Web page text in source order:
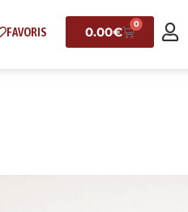
FAVORIS 0.00€
0